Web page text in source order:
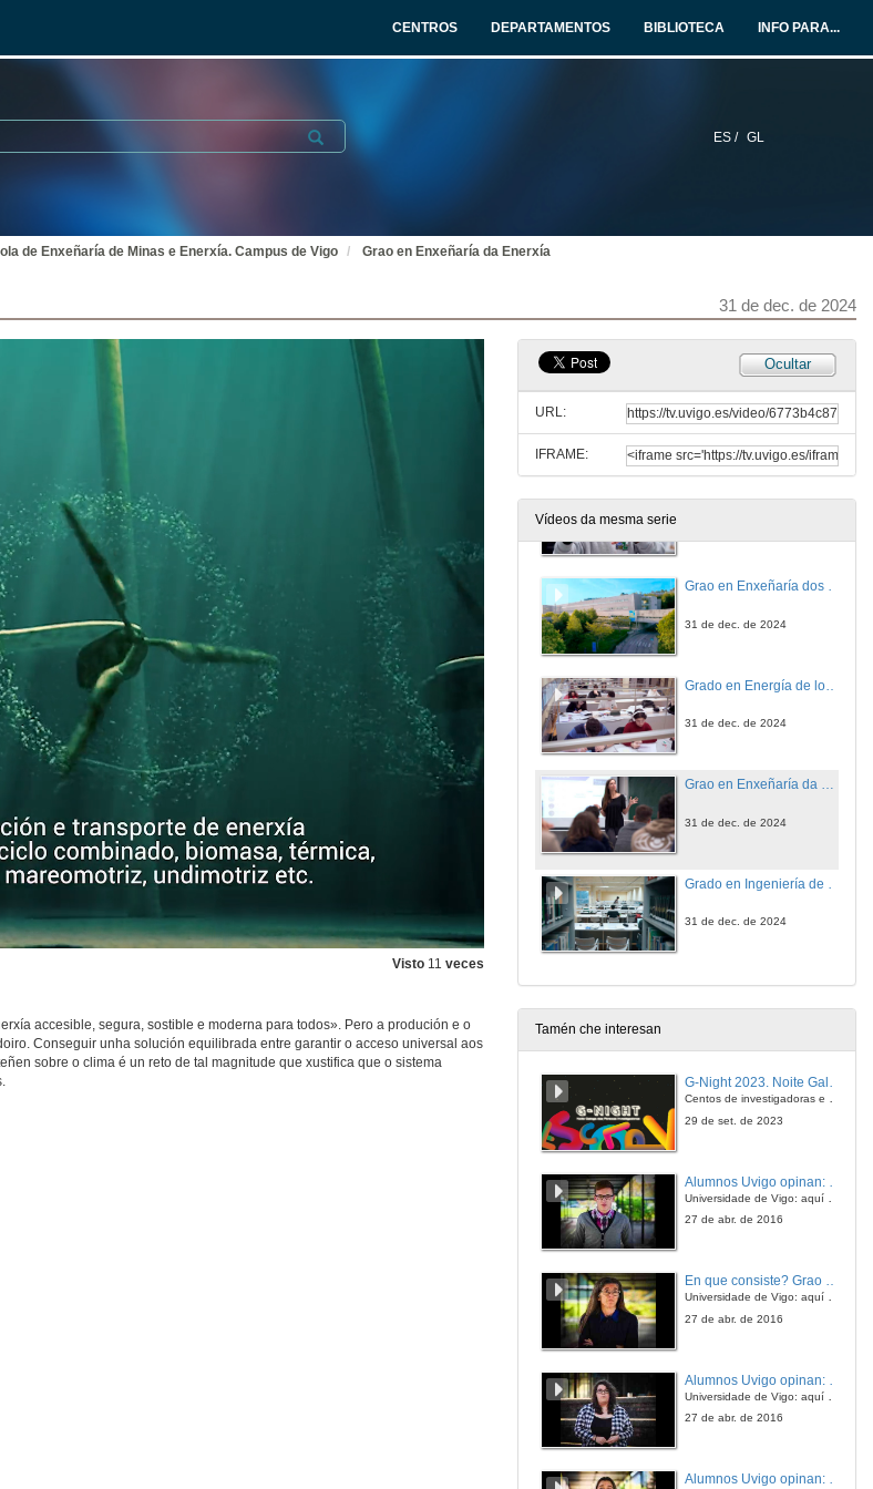
CENTROS DEPARTAMENTOS BIBLIOTECA INFO PARA...
ES / GL
Submit
de Enxeñaría de Minas e Enerxía. Campus de Vigo Grao en Enxeñaría da Enerxía
31 de dec. de 2024
Visto 11 veces
accesible, segura, sostible e moderna para todos». Pero a produción e o
Conseguir unha solución equilibrada entre garantir o acceso universal aos
sobre o clima é un reto de tal magnitude que xustifica que o sistema
Ocultar
URL:
IFRAME:
Vídeos da mesma serie
20 de xan. de 2025
Grao en Enxeñaría dos Recursos Mineiros e Enerxéticos
31 de dec. de 2024
31 de dec. de 2024
Grao en Enxeñaría da Enerxía
31 de dec. de 2024
31 de dec. de 2024
Tamén che interesan
G-Night 2023. Noite Galega das Persoas Investigadoras. Conciencias creativas
Centos de investigadoras e investigadores, decenas de actividades e sete cidades
29 de set. de 2023
Universidade de Vigo: aquí todo é posible
27 de abr. de 2016
En que consiste? Grao en Ciencias da Linguaxe e Estudos Literarios
Universidade de Vigo: aquí todo é posible
27 de abr. de 2016
Universidade de Vigo: aquí todo é posible
27 de abr. de 2016
Alumnos Uvigo opinan: Grao en Linguas Estranxeiras